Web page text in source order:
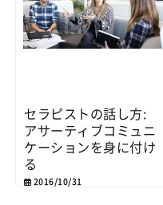
セラピストの話し方:
アサーティブコミュニ
ケーションを身に付け
る
2016/10/31